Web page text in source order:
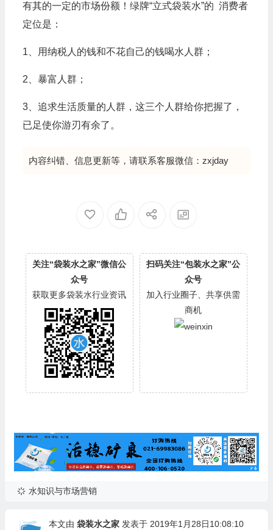
有其的一定的市场份额！绿牌“立式袋装水”的 消费者
定位是：
1、用纳税人的钱和不花自己的钱喝水人群；
2、暴富人群；
3、追求生活质量的人群，这三个人群给你把握了，
已足使你游刃有余了。
内容纠错、信息更新等，请联系客服微信：zxjday
关注“袋装水之家”微信公
众号
获取更多袋装水行业资讯
扫码关注“包装水之家”公
众号
加入行业圈子、共享供需
商机
水知识与市场营销
本文由 袋装水之家发表于 2019年1月28日10:08:10